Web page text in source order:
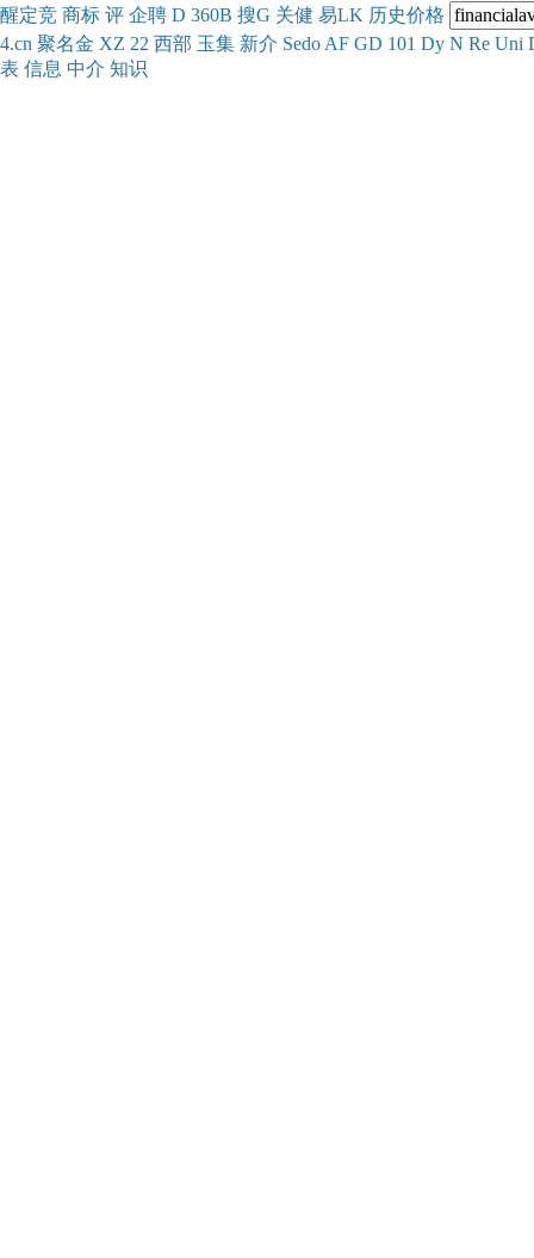
醒定竞 商标 评 企聘 D 360B 搜G 关健 易LK 历史价格
4.cn 聚名金 XZ 22 西部 玉集 新介 Sedo AF GD 101 Dy N Re Uni
表 信息 中介 知识